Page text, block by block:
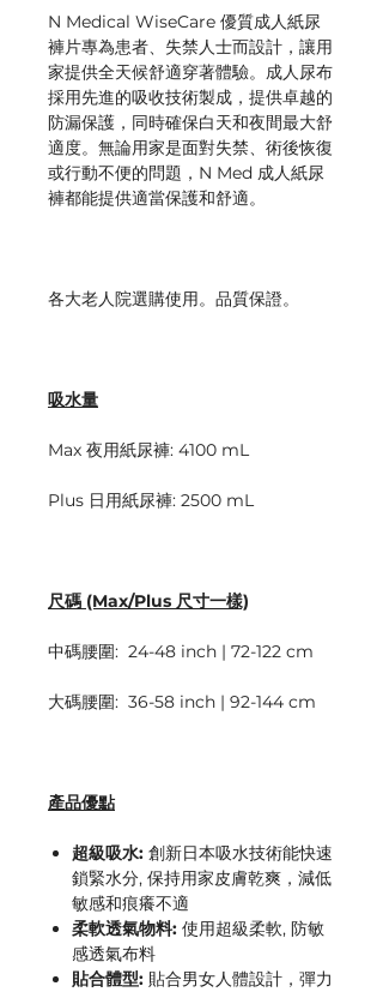
N Medical WiseCare 優質成人紙尿
褲片專為患者、失禁人士而設計，讓用
家提供全天候舒適穿著體驗。成人尿布
採用先進的吸收技術製成，提供卓越的
防漏保護，同時確保白天和夜間最大舒
適度。無論用家是面對失禁、術後恢復
或行動不便的問題，N Med 成人紙尿
褲都能提供適當保護和舒適。
各大老人院選購使用。品質保證。
吸水量
Max 夜用紙尿褲: 4100 mL
Plus 日用紙尿褲: 2500 mL
尺碼 (Max/Plus 尺寸一樣)
中碼腰圍: 24-48 inch | 72-122 cm
大碼腰圍: 36-58 inch | 92-144 cm
產品優點
超級吸水: 創新日本吸水技術能快速
鎖緊水分, 保持用家皮膚乾爽，減低
敏感和痕癢不適
柔軟透氣物料: 使用超級柔軟, 防敏
感透氣布料
貼合體型: 貼合男女人體設計，彈力